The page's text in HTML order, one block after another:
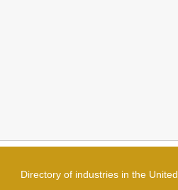
دليل الصناعات في الولايات المتحدة الأمريكية , شركات صناعية في الولايات المتحدة الأمريكية , Directory of industries in the United